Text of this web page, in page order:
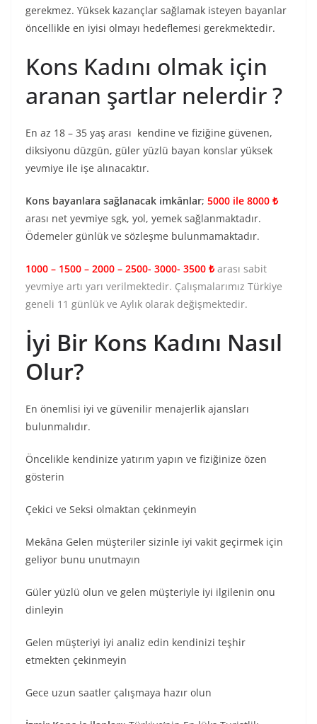
gerekmez. Yüksek kazançlar sağlamak isteyen bayanlar
öncellikle en iyisi olmayı hedeflemesi gerekmektedir.
Kons Kadını olmak için
aranan şartlar nelerdir ?
En az 18 – 35 yaş arası kendine ve fiziğine güvenen,
diksiyonu düzgün, güler yüzlü bayan konslar yüksek
yevmiye ile işe alınacaktır.
Kons bayanlara sağlanacak imkânlar; 5000 ile 8000 ₺
arası net yevmiye sgk, yol, yemek sağlanmaktadır.
Ödemeler günlük ve sözleşme bulunmamaktadır.
1000 – 1500 – 2000 – 2500- 3000- 3500 ₺ arası sabit
yevmiye artı yarı verilmektedir. Çalışmalarımız Türkiye
geneli 11 günlük ve Aylık olarak değişmektedir.
İyi Bir Kons Kadını Nasıl
Olur?
En önemlisi iyi ve güvenilir menajerlik ajansları
bulunmalıdır.
Öncelikle kendinize yatırım yapın ve fiziğinize özen
gösterin
Çekici ve Seksi olmaktan çekinmeyin
Mekâna Gelen müşteriler sizinle iyi vakit geçirmek için
geliyor bunu unutmayın
Güler yüzlü olun ve gelen müşteriyle iyi ilgilenin onu
dinleyin
Gelen müşteriyi iyi analiz edin kendinizi teşhir
etmekten çekinmeyin
Gece uzun saatler çalışmaya hazır olun